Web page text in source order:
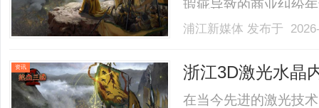
瑕疵导致的商业纠纷
环节未进行实时核验
值1、法律状态核验的
更.........
浦江新媒体 发布于
资讯 浙江3D激光水晶
在当今先进的激光技